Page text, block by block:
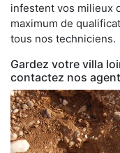
infestent vos milieux
maximum de
tous nos techniciens.
Gardez votre villa
contactez nos